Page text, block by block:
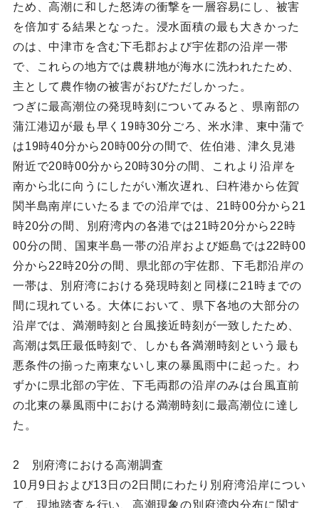
ため、高潮に和した怒涛の衝撃を一層容易にし、被害
を倍加する結果となった。浸水面積の最も大きかった
のは、中津市を含む下毛郡および宇佐郡の沿岸一帯
で、これらの地方では農耕地が海水に洗われたため、
主として農作物の被害がおびただしかった。
つぎに最高潮位の発現時刻についてみると、県南部の
蒲江港辺が最も早く19時30分ごろ、米水津、東中蒲で
は19時40分から20時00分の間で、佐伯港、津久見港
附近で20時00分から20時30分の間、これより沿岸を
南から北に向うにしたがい漸次遅れ、臼杵港から佐賀
関半島南岸にいたるまでの沿岸では、21時00分から21
時20分の間、別府湾内の各港では21時20分から22時
00分の間、国東半島一帯の沿岸および姫島では22時00
分から22時20分の間、県北部の宇佐郡、下毛郡沿岸の
一帯は、別府湾における発現時刻と同様に21時までの
間に現れている。大体において、県下各地の大部分の
沿岸では、満潮時刻と台風接近時刻が一致したため、
高潮は気圧最低時刻で、しかも各満潮時刻という最も
悪条件の揃った南東ないし東の暴風雨中に起った。わ
ずかに県北部の宇佐、下毛両郡の沿岸のみは台風直前
の北東の暴風雨中における満潮時刻に最高潮位に達し
た。
2 別府湾における高潮調査
10月9日および13日の2日間にわたり別府湾沿岸につい
て、現地踏査を行い、高潮現象の別府湾内分布に関す